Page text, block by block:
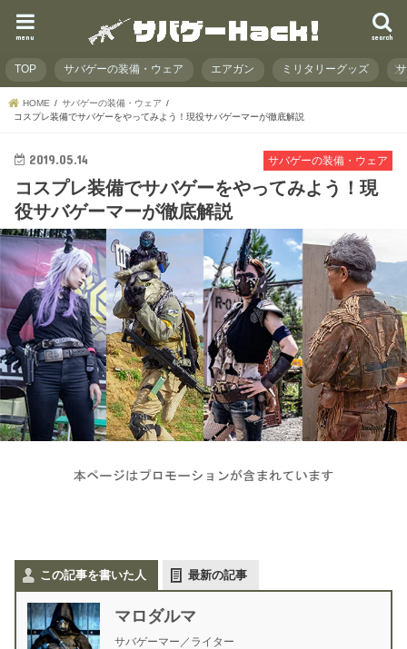
search
menu
TOP サバゲーの装備・ウェア エアガン ミリタリーグッズ
HOME
サバゲーの装備・ウェア
コスプレ装備でサバゲーをやってみよう！現役サバゲーマーが徹底解説
サバゲーの装備・ウェア
2019.05.14
コスプレ装備でサバゲーをやってみよう！現
役サバゲーマーが徹底解説
この記事を書いた人 最新の記事
マロダルマ
サバゲーマー／ライター